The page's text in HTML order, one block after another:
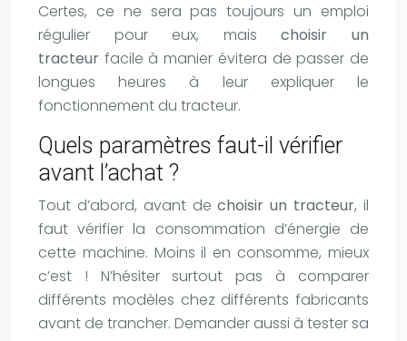
Certes, ce ne sera pas toujours un emploi
régulier pour eux, maischoisir un
tracteur facile à manier évitera de passer de
longues heures à leur expliquer le
fonctionnement du tracteur.
Quels paramètres faut-il vérifier
avant l’achat ?
Tout d’abord, avant dechoisir un tracteur, il
faut vérifier la consommation d’énergie de
cette machine. Moins il en consomme, mieux
c’est ! N’hésiter surtout pas à comparer
différents modèles chez différents fabricants
avant de trancher. Demander aussi à tester sa